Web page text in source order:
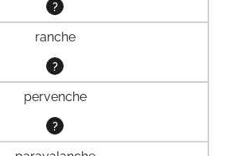
?
ranche
?
pervenche
?